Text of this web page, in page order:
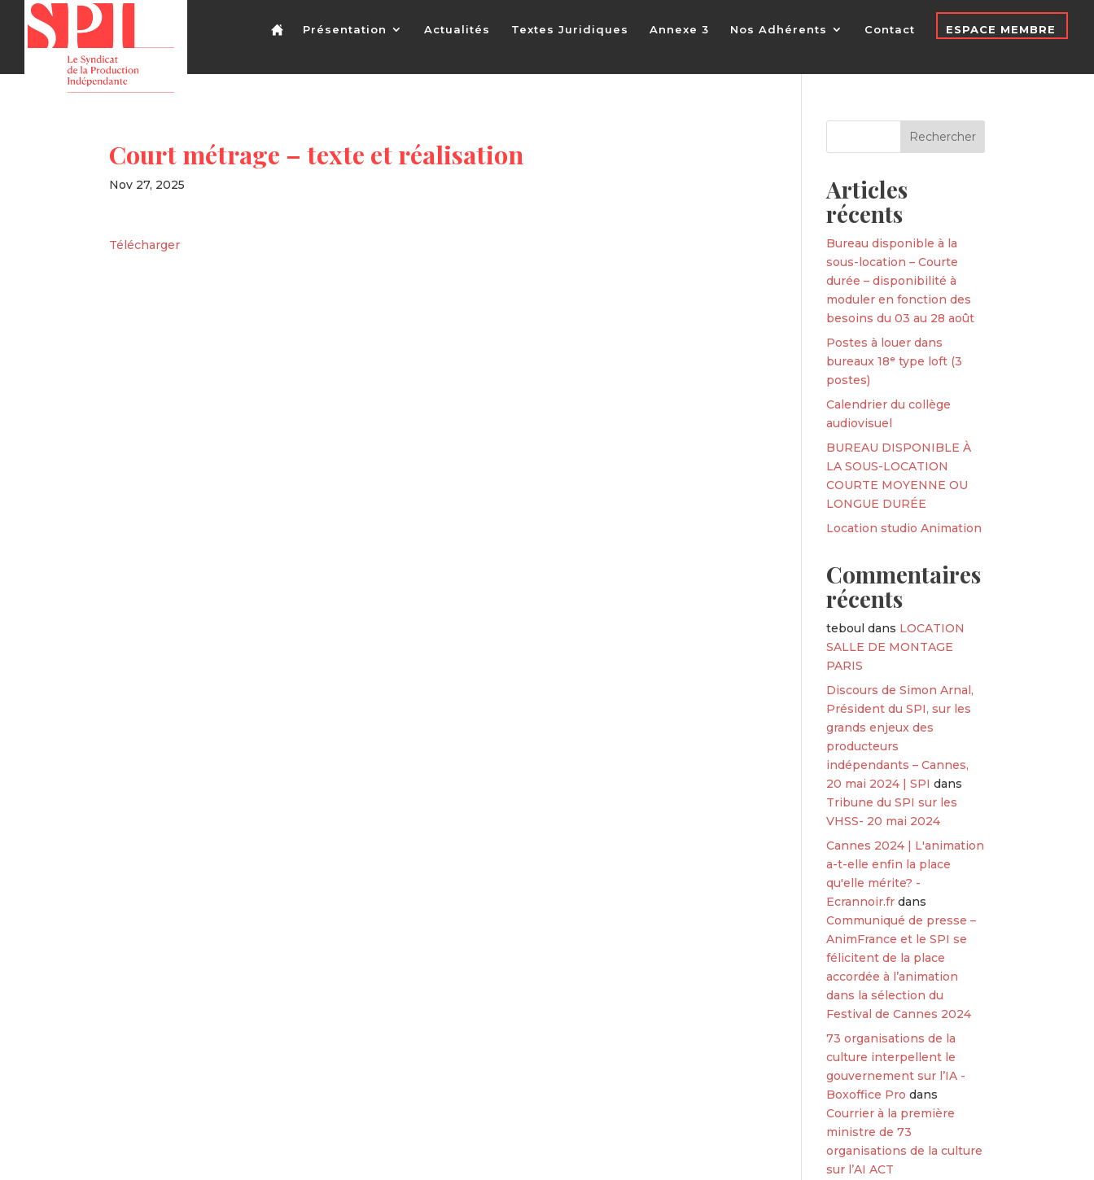
Présentation Actualités Textes Juridiques Annexe 3 Nos Adhérents Contact ESPACE MEMBRE
Court métrage – texte et réalisation
Nov 27, 2025
Télécharger
Articles
récents
Bureau disponible à la
sous-location – Courte
durée – disponibilité à
moduler en fonction des
besoins du 03 au 28 août
Postes à louer dans
bureaux 18ᵉ type loft (3
postes)
Calendrier du collège
audiovisuel
BUREAU DISPONIBLE À
LA SOUS-LOCATION
COURTE MOYENNE OU
LONGUE DURÉE
Location studio Animation
Commentaires
récents
teboul dans LOCATION
SALLE DE MONTAGE
PARIS
Discours de Simon Arnal,
Président du SPI, sur les
grands enjeux des
producteurs
indépendants – Cannes,
20 mai 2024 | SPI dans
Tribune du SPI sur les
VHSS- 20 mai 2024
Cannes 2024 | L'animation
a-t-elle enfin la place
qu'elle mérite? -
Ecrannoir.fr dans
Communiqué de presse –
AnimFrance et le SPI se
félicitent de la place
accordée à l’animation
dans la sélection du
Festival de Cannes 2024
73 organisations de la
culture interpellent le
gouvernement sur l’IA -
Boxoffice Pro dans
Courrier à la première
ministre de 73
organisations de la culture
sur l’AI ACT